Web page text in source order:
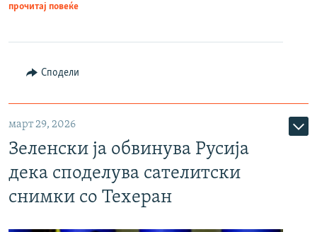
прочитај повеќе
Сподели
март 29, 2026
Зеленски ја обвинува Русија
дека споделува сателитски
снимки со Техеран